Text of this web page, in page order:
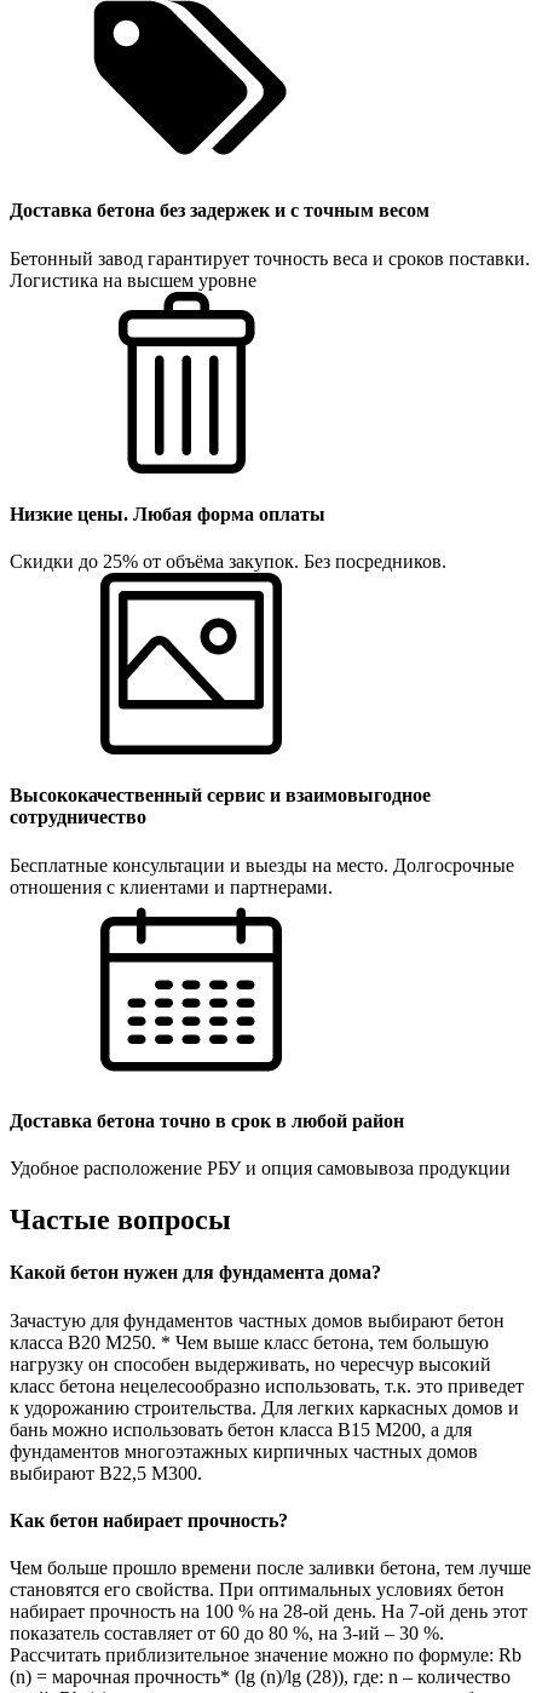
Доставка бетона без задержек и с точным весом
Бетонный завод гарантирует точность веса и сроков поставки.
Логистика на высшем уровне
Низкие цены. Любая форма оплаты
Скидки до 25% от объёма закупок. Без посредников.
Высококачественный сервис и взаимовыгодное
сотрудничество
Бесплатные консультации и выезды на место. Долгосрочные
отношения с клиентами и партнерами.
Доставка бетона точно в срок в любой район
Удобное расположение РБУ и опция самовывоза продукции
Частые вопросы
Какой бетон нужен для фундамента дома?
Зачастую для фундаментов частных домов выбирают бетон
класса В20 М250. * Чем выше класс бетона, тем большую
нагрузку он способен выдерживать, но чересчур высокий
класс бетона нецелесообразно использовать, т.к. это приведет
к удорожанию строительства. Для легких каркасных домов и
бань можно использовать бетон класса В15 М200, а для
фундаментов многоэтажных кирпичных частных домов
выбирают В22,5 М300.
Как бетон набирает прочность?
Чем больше прошло времени после заливки бетона, тем лучше
становятся его свойства. При оптимальных условиях бетон
набирает прочность на 100 % на 28-ой день. На 7-ой день этот
показатель составляет от 60 до 80 %, на 3-ий – 30 %.
Рассчитать приблизительное значение можно по формуле: Rb
(n) = марочная прочность* (lg (n)/lg (28)), где: n – количество